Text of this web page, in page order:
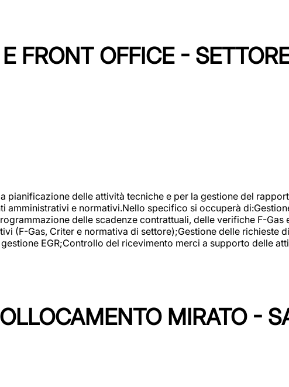
FRONT OFFICE -
delle attività tecniche e per la gestione del
e normativi.Nello specifico si occuperà
delle scadenze contrattuali, delle verifiche F-Gas
(F-Gas, Criter e normativa di settore);Gestione delle richieste
EGR;Controllo del ricevimento merci a supporto delle
MIRATO -